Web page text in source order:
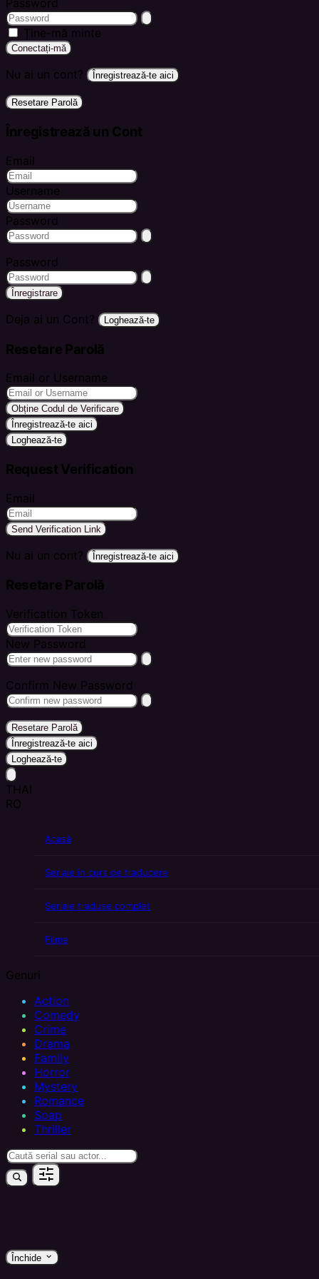
Password
Ține-mă minte
Conectați-mă
Nu ai un cont? Înregistrează-te aici
Resetare Parolă
Înregistrează un Cont
Email
Username
Password
Password
Înregistrare
Deja ai un Cont? Loghează-te
Resetare Parolă
Email or Username
Obține Codul de Verificare
Înregistrează-te aici
Loghează-te
Request Verification
Email
Send Verification Link
Nu ai un cont? Înregistrează-te aici
Resetare Parolă
Verification Token
New Password
Confirm New Password
Resetare Parolă
Înregistrează-te aici
Loghează-te
THAI
RO
Acasă
Seriale în curs de traducere
Seriale traduse complet
Filme
Genuri
Action
Comedy
Crime
Drama
Family
Horror
Mystery
Romance
Soap
Thriller
Închide keyboard_arrow_down